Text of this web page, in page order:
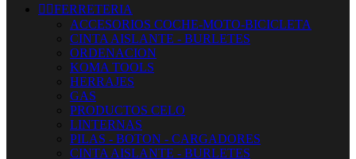
 FERRETERIA
ACCESORIOS COCHE-MOTO-BICICLETA
CINTA AISLANTE - BURLETES
ORDENACION
KOMA TOOLS
HERRAJES
GAS
PRODUCTOS CELO
LINTERNAS
PILAS - BOTON - CARGADORES
CINTA AISLANTE - BURLETES